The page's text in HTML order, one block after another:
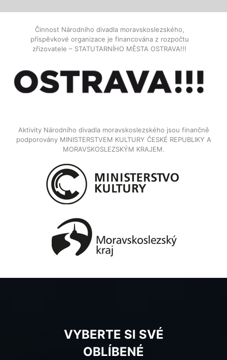
Činnost Národního divadla moravskoslezského,
příspěvkové organizace je financována z rozpočtu
zřizovatele – STATUTARNÍHO MĚSTA OSTRAVA!!!
Aktivity Národního divadla moravskoslezského jsou finančně
podporovány MINISTERSTVEM KULTURY ČESKÉ REPUBLIKY A
MORAVSKOSLEZSKÝM KRAJEM.
VYBERTE SI SVÉ
OBLÍBENÉ